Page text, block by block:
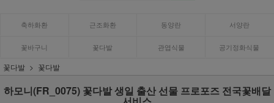
축하화환 근조화환 동양란 서양란
꽃바구니 꽃다발 관엽식물 공기정화식물
꽃다발 꽃다발
하모니(FR_0075) 꽃다발 생일 출산 선물 프로포즈 전국꽃배달